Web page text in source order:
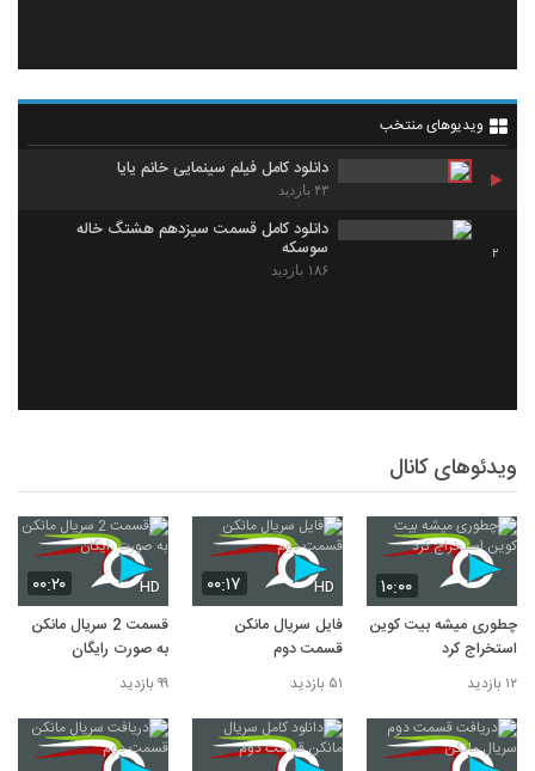
ویدیوهای منتخب
دانلود کامل فیلم سینمایی خانم یایا
۴۳ بازدید
2
دانلود کامل قسمت سيزدهم هشتگ خاله
سوسکه
۱۸۶ بازدید
ویدئوهای کانال
۱۰:۰۰
چطوری میشه بیت کوین
استخراج کرد
۱۲ بازدید
۰۰:۱۷ HD
فايل سريال مانکن
قسمت دوم
۵۱ بازدید
۰۰:۲۰ HD
قسمت 2 سريال مانکن
به صورت رايگان
۹۹ بازدید